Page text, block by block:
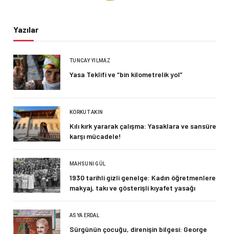
Yazılar
TUNCAY YILMAZ
Yasa Teklifi ve “bin kilometrelik yol”
KORKUT AKIN
Kılı kırk yararak çalışma: Yasaklara ve sansüre
karşı mücadele!
MAHSUNI GÜL
1930 tarihli gizli genelge: Kadın öğretmenlere
makyaj, takı ve gösterişli kıyafet yasağı
ASYA ERDAL
Sürgünün çocuğu, direnişin bilgesi: George